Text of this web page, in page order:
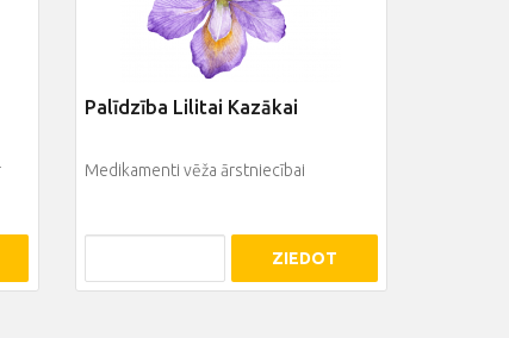
Palīdzība Lilitai Kazākai
Medikamenti vēža ārstniecībai
ZIEDOT